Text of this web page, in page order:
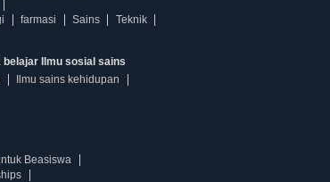
farmasi Sains
Teknik
Ilmu sosial sains
Ilmu sains kehidupan
Beasiswa